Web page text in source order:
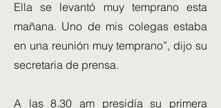
Ella se levantó muy temprano esta
mañana. Uno de mis colegas estaba
en una reunión muy temprano”, dijo su
secretaria de prensa.
A las 8.30 am presidía su primera